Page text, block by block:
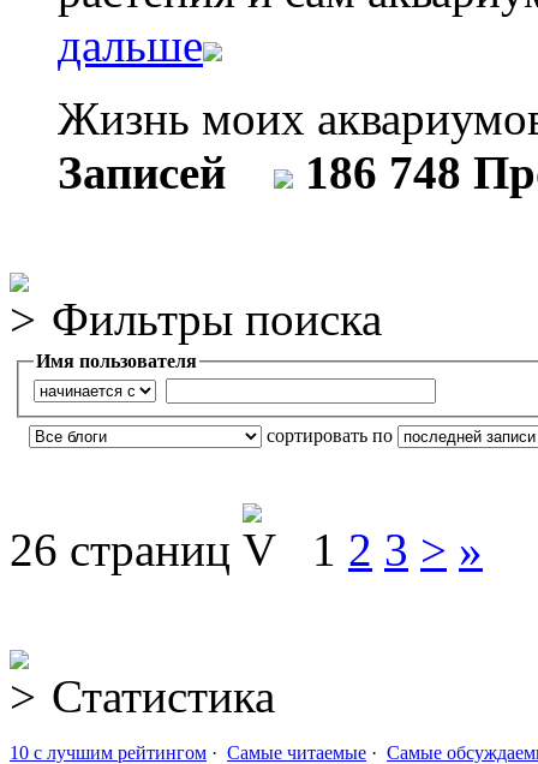
дальше
Жизнь моих
Записей
186 748
Фильтры поиска
Имя пользователя
сортировать по
26 страниц 1 2 3 > »
Статистика
10 с лучшим рейтингом · Самые читаемые · Самые